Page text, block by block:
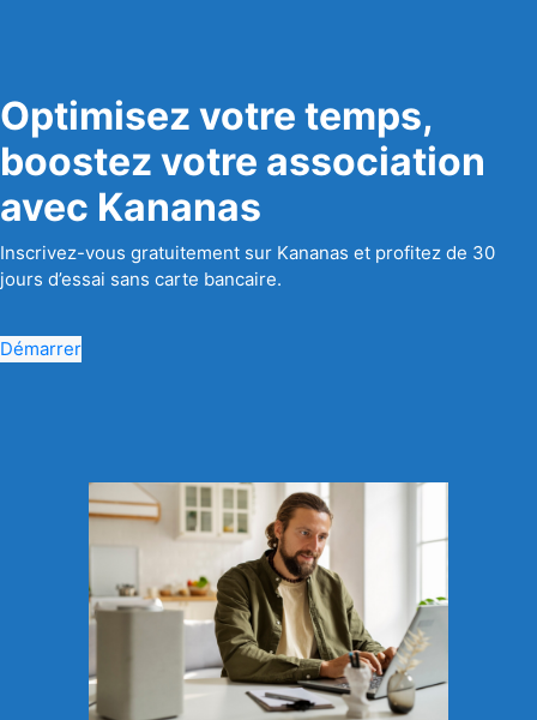
Optimisez votre temps,
boostez votre association
avec Kananas
Inscrivez-vous gratuitement sur Kananas et profitez de 30
jours d’essai sans carte bancaire.
Démarrer